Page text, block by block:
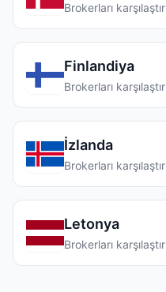
Brokerları karşılaştır
Finlandiya
Brokerları karşılaştır
İzlanda
Brokerları karşılaştır
Letonya
Brokerları karşılaştır